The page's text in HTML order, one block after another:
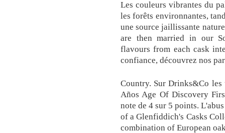
Les couleurs vibrantes du
les forêts environnantes,
une source jaillissante
are then married in our
flavours from each cask
confiance, découvrez nos
Country. Sur Drinks&Co
Años Age Of Discovery
note de 4 sur 5 points.
of a Glenfiddich's Casks
combination of European